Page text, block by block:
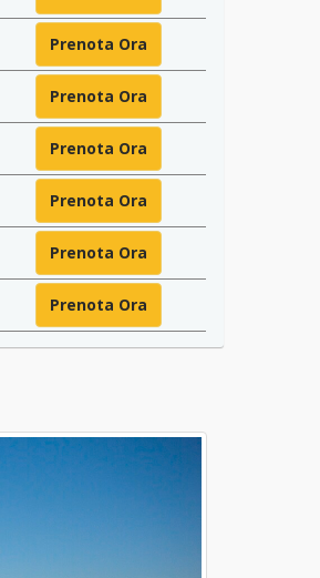
Prenota Ora
Prenota Ora
Prenota Ora
Prenota Ora
Prenota Ora
Prenota Ora